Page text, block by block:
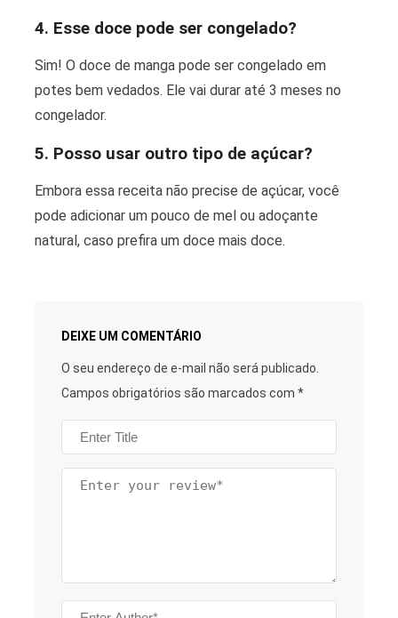
4. Esse doce pode ser congelado?
Sim! O doce de manga pode ser congelado em
potes bem vedados. Ele vai durar até 3 meses no
congelador.
5. Posso usar outro tipo de açúcar?
Embora essa receita não precise de açúcar, você
pode adicionar um pouco de mel ou adoçante
natural, caso prefira um doce mais doce.
DEIXE UM COMENTÁRIO
O seu endereço de e-mail não será publicado.
Campos obrigatórios são marcados com *